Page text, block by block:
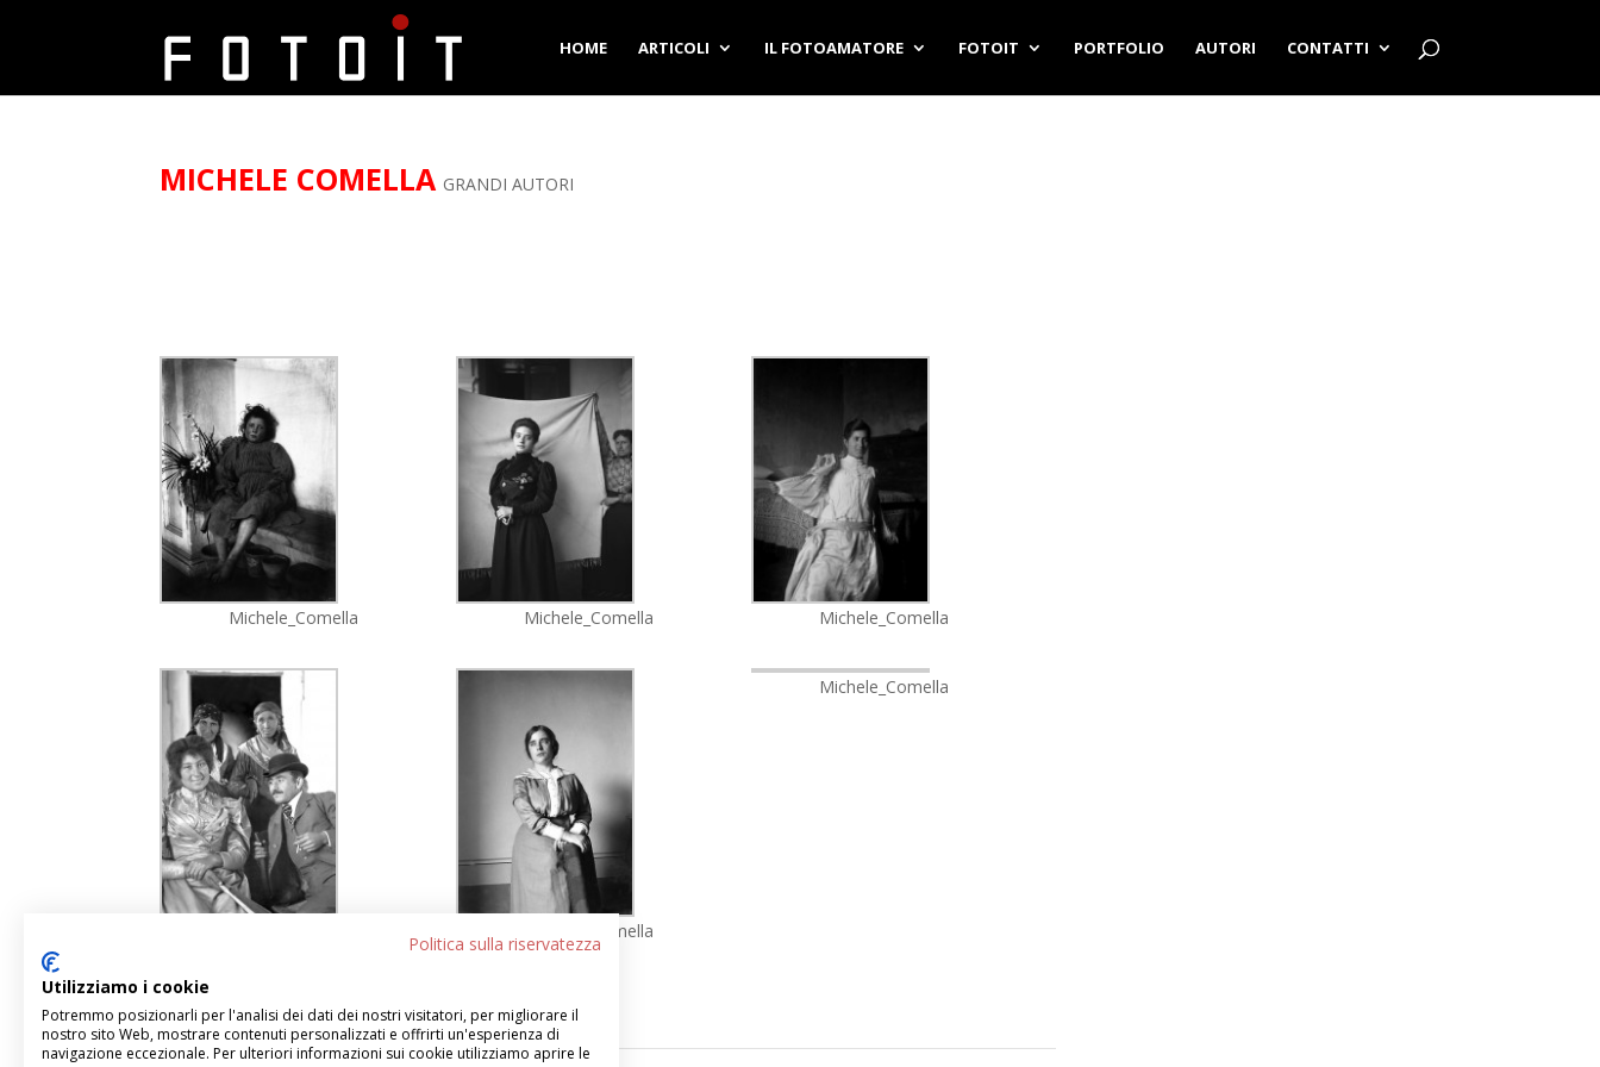
HOME ARTICOLI IL FOTOAMATORE FOTOIT PORTFOLIO AUTORI CONTATTI
MICHELE COMELLA GRANDI AUTORI
Michele_Comella Michele_Comella Michele_Comella
Michele_Comella
Michele_Comella
[/et_pb_text][/et_pb_column][/et_pb_row][/et_pb_section]
Politica sulla riservatezza
Utilizziamo i cookie
Potremmo posizionarli per l'analisi dei dati dei nostri visitatori, per migliorare il
nostro sito Web, mostrare contenuti personalizzati e offrirti un'esperienza di
navigazione eccezionale. Per ulteriori informazioni sui cookie utilizziamo aprire le